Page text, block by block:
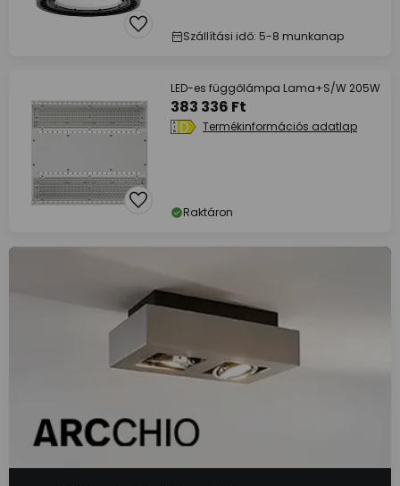
Szállítási idő: 5-8 munkanap
LED-es függőlámpa Lama+S/W 205W
383 336 Ft
Termékinformációs adatlap
Raktáron